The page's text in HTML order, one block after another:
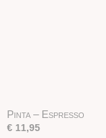
Pinta – Espresso
€ 11,95